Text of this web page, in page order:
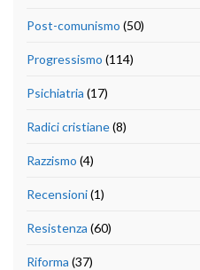
Post-comunismo (50)
Progressismo (114)
Psichiatria (17)
Radici cristiane(8)
Razzismo (4)
Recensioni(1)
Resistenza (60)
Riforma (37)